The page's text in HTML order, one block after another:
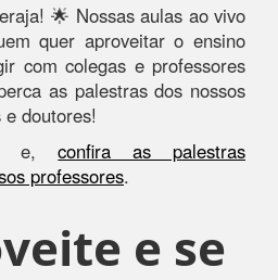
🌟 Nossas aulas ao vivo
quer aproveitar o ensino
com colegas e professores
as palestras dos nossos
doutores!
e,confira as palestras
professores.
e se